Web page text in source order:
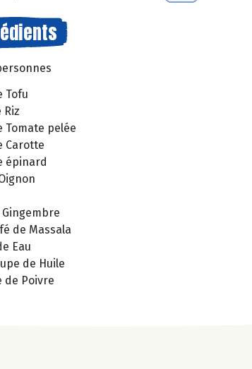
Tofu
Riz
Tomate pelée
Carotte
épinard
de Massala
Eau
de Huile
de Poivre